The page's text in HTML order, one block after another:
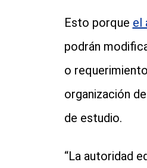
Esto porque el
podrán
o
organización
de estudio.
“La autoridad